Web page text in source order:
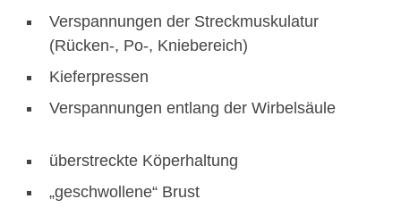
Verspannungen der Streckmuskulatur
(Rücken-, Po-, Kniebereich)
Kieferpressen
Verspannungen entlang der Wirbelsäule
überstreckte Köperhaltung
„geschwollene“ Brust